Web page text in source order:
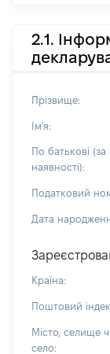
2.1.
Прізвище:
Ім'я:
По батькові (за
наявності):
Податковий
Дата
Країна:
Поштовий
Місто, селище
село: